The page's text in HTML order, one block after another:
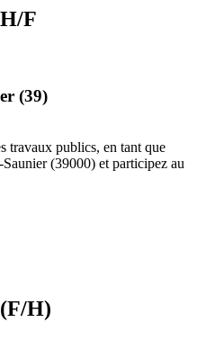
F
(39)
travaux publics, en tant que
(39000) et participez au
H)